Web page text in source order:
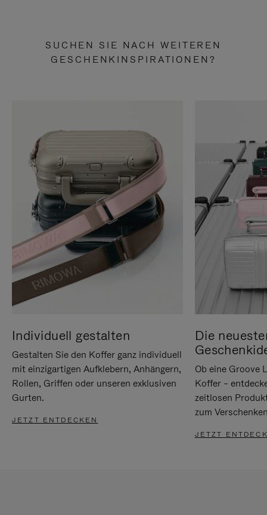
SUCHEN SIE NACH WEITEREN
GESCHENKINSPIRATIONEN?
Individuell gestalten
Gestalten Sie den Koffer ganz individuell
mit einzigartigen Aufklebern, Anhängern,
Rollen, Griffen oder unseren exklusiven
Gurten.
JETZT ENTDECKEN
Die
Ob eine Groove
Koffer –
zeitlosen
zum
JETZT